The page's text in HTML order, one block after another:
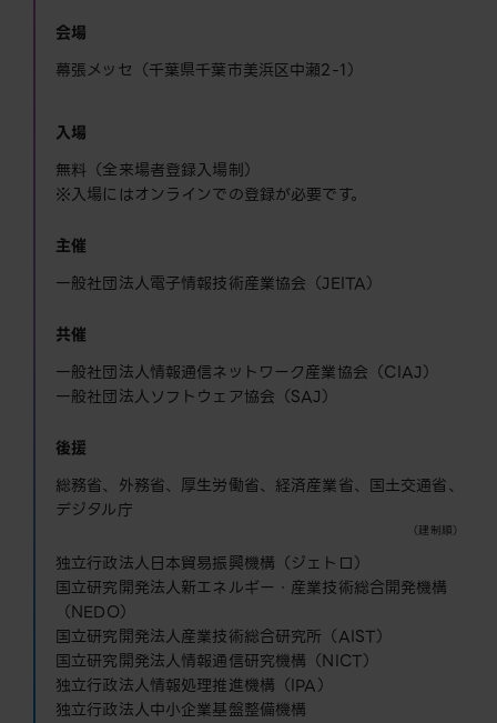
会場
幕張メッセ（千葉県千葉市美浜区中瀬2-1）
入場
無料（全来場者登録入場制）
※入場にはオンラインでの登録が必要です。
主催
一般社団法人電子情報技術産業協会（JEITA）
共催
一般社団法人情報通信ネットワーク産業協会（CIAJ）
一般社団法人ソフトウェア協会（SAJ）
後援
総務省、外務省、厚生労働省、経済産業省、国土交通省、
デジタル庁
（建制順）
独立行政法人日本貿易振興機構（ジェトロ）
国立研究開発法人新エネルギー・産業技術総合開発機構
（NEDO）
国立研究開発法人産業技術総合研究所（AIST）
国立研究開発法人情報通信研究機構（NICT）
独立行政法人情報処理推進機構（IPA）
独立行政法人中小企業基盤整備機構